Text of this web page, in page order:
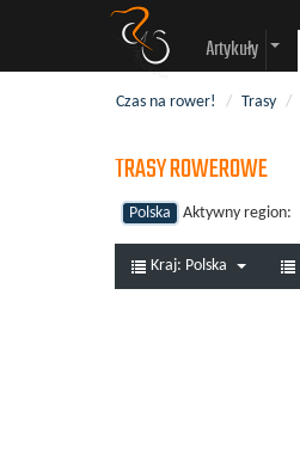
Artykuły
Czas na rower! / Trasy /
TRASY ROWEROWE
Polska Aktywny region:
Kraj: Polska